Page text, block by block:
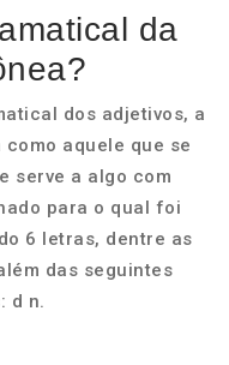
da
dos adjetivos, a
aquele que se
serve a algo com
para o qual foi
6 letras, dentre as
das seguintes
d n.